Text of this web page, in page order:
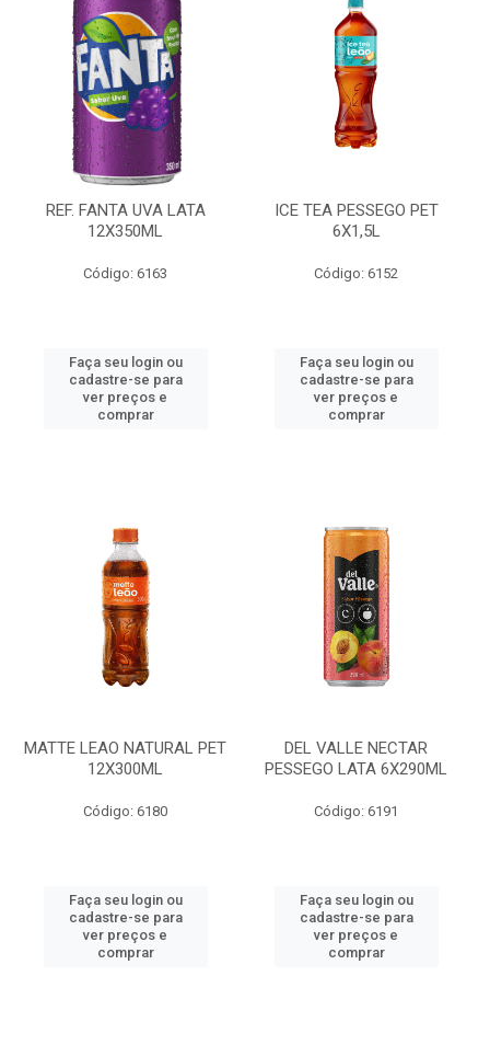
REF. FANTA UVA LATA
12X350ML
Código: 6163
Faça seu login ou
cadastre-se para
ver preços e
comprar
ICE TEA PESSEGO PET
6X1,5L
Código: 6152
Faça seu login ou
cadastre-se para
ver preços e
comprar
MATTE LEAO NATURAL PET
12X300ML
Código: 6180
Faça seu login ou
cadastre-se para
ver preços e
comprar
DEL VALLE NECTAR
PESSEGO LATA 6X290ML
Código: 6191
Faça seu login ou
cadastre-se para
ver preços e
comprar